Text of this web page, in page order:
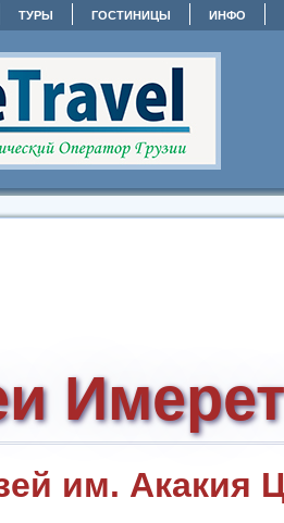
ТУРЫ ГОСТИНИЦЫ ИНФО
им. Акакия